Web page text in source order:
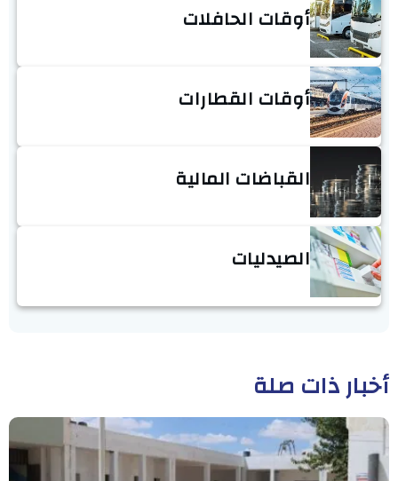
أوقات الحافلات
أوقات القطارات
القباضات المالية
الصيدليات
أخبار ذات صلة